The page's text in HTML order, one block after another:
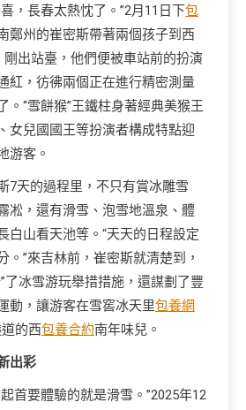
，長春太熱忱了。”2月11日下包
鄭州的崔密斯帶著兩個孩子到西
剛出站臺，他們便被車站前的扮演
紅，彷彿兩個正在進行精密測量
。“雪餅猴”王鐵柱身著經典美猴王
女兒國國王等扮演者構成特點迎
游客。
7天的過程里，不只有賞冰雕雪
凇，還有滑雪、泡雪地溫泉、體
白山看天池等。“天天的日程設定
。”來吉林前，崔密斯就清楚到，
了冰雪游玩舉措措施，還謀劃了豐
動，讓游客在雪窖冰天里包養網
的西包養合約南年味兒。
出彩
首要體驗的就是滑雪。”2025年12